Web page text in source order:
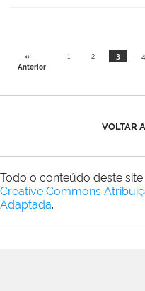
«
Anterior
1 2 3 4
VOLTAR
Todo o conteúdo deste
Creative Commons
Adaptada.